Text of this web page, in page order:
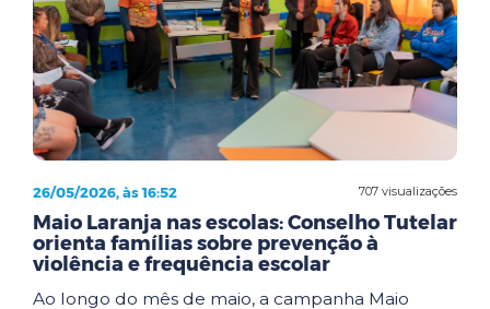
707 visualizações
26/05/2026, às 16:52
Maio Laranja nas escolas: Conselho Tutelar
orienta famílias sobre prevenção à
violência e frequência escolar
Ao longo do mês de maio, a campanha Maio